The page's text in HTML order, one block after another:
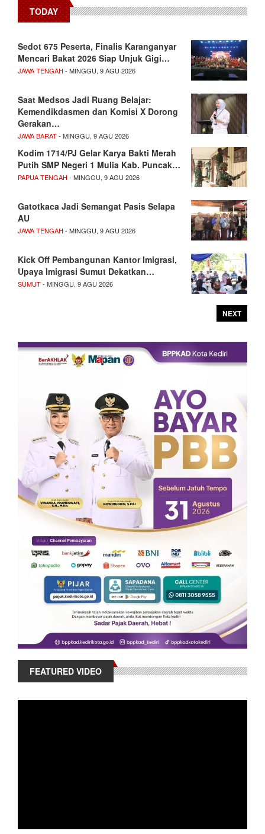
TODAY
Sedot 675 Peserta, Finalis Karanganyar
Mencari Bakat 2026 Siap Unjuk Gigi…
JAWA TENGAH - MINGGU, 9 AGU 2026
Saat Medsos Jadi Ruang Belajar:
Kemendikdasmen dan Komisi X Dorong
Gerakan…
JAWA BARAT- MINGGU, 9 AGU 2026
Kodim 1714/PJ Gelar Karya Bakti Merah
Putih SMP Negeri 1 Mulia Kab. Puncak…
PAPUA TENGAH - MINGGU, 9 AGU 2026
Gatotkaca Jadi Semangat Pasis Selapa
AU
JAWA TENGAH - MINGGU, 9 AGU 2026
Kick Off Pembangunan Kantor Imigrasi,
Upaya Imigrasi Sumut Dekatkan…
SUMUT- MINGGU, 9 AGU 2026
NEXT
FEATURED VIDEO